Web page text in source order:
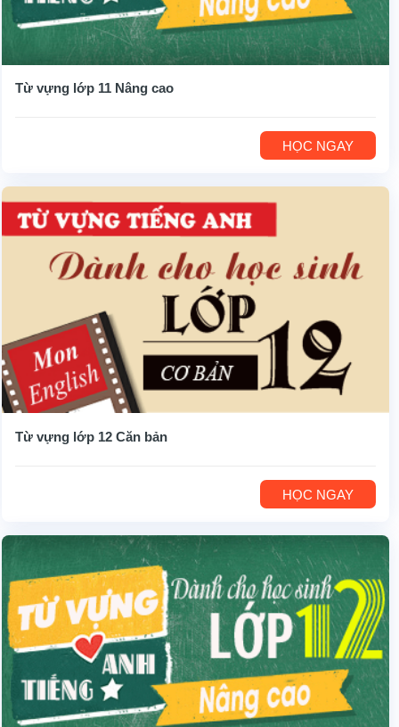
Từ vựng lớp 11 Nâng cao
HỌC NGAY
Từ vựng lớp 12 Căn bản
HỌC NGAY